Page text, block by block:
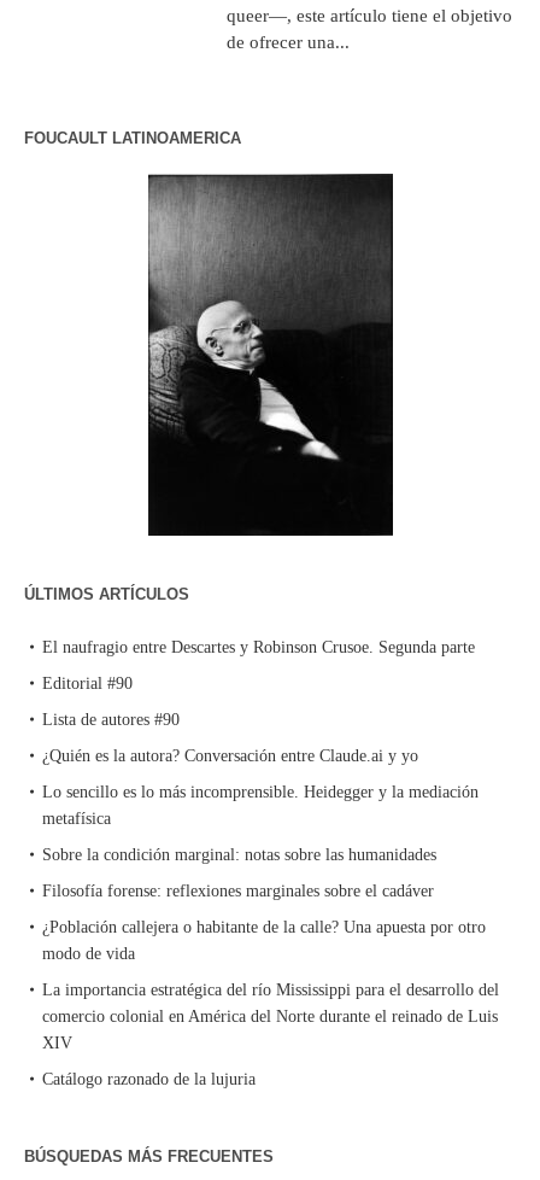
queer—, este artículo tiene el objetivo
de ofrecer una...
FOUCAULT LATINOAMERICA
ÚLTIMOS ARTÍCULOS
El naufragio entre Descartes y Robinson Crusoe. Segunda parte
Editorial #90
Lista de autores #90
¿Quién es la autora? Conversación entre Claude.ai y yo
Lo sencillo es lo más incomprensible. Heidegger y la mediación
metafísica
Sobre la condición marginal: notas sobre las humanidades
Filosofía forense: reflexiones marginales sobre el cadáver
¿Población callejera o habitante de la calle? Una apuesta por otro
modo de vida
La importancia estratégica del río Mississippi para el desarrollo del
comercio colonial en América del Norte durante el reinado de Luis
XIV
Catálogo razonado de la lujuria
BÚSQUEDAS MÁS FRECUENTES